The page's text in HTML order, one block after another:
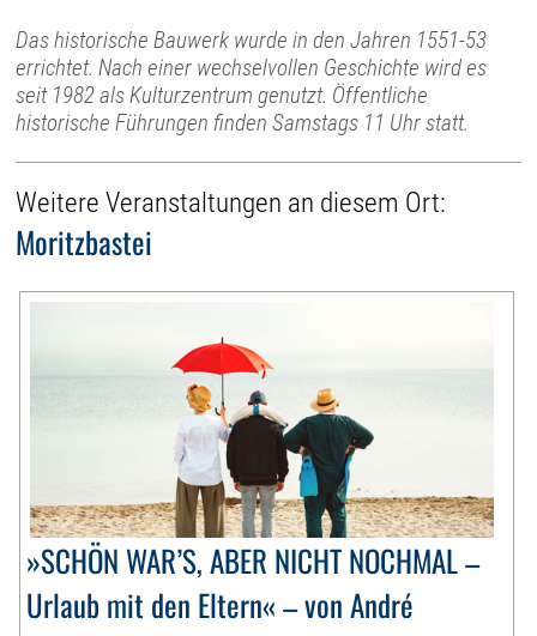
Das historische Bauwerk wurde in den Jahren 1551-53
errichtet. Nach einer wechselvollen Geschichte wird es
seit 1982 als Kulturzentrum genutzt. Öffentliche
historische Führungen finden Samstags 11 Uhr statt.
Weitere Veranstaltungen an diesem Ort:
Moritzbastei
»SCHÖN WAR’S, ABER NICHT NOCHMAL –
Urlaub mit den Eltern« – von André